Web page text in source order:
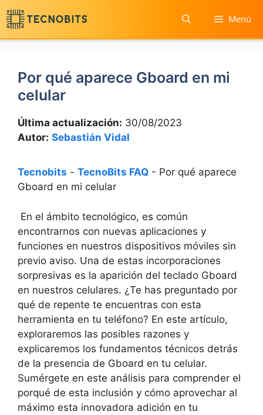
Saltar
al
contenido
Menú
Por qué aparece Gboard en mi
celular
Última actualización: 30/08/2023
Autor: Sebastián Vidal
Tecnobits - TecnoBits FAQ - Por qué aparece
Gboard en mi celular
⁢ En el ámbito tecnológico, es común
encontrarnos con nuevas aplicaciones‌ y
funciones en nuestros dispositivos móviles⁤ sin
⁢previo aviso. Una de estas incorporaciones
sorpresivas es​ la aparición del​ teclado Gboard
‍en nuestros celulares. ¿Te has‍ preguntado por
qué de repente te encuentras⁢ con esta
herramienta ⁤en‍ tu teléfono? En este artículo,‍
exploraremos las posibles razones y
explicaremos los ⁢fundamentos técnicos detrás
de⁣ la ​presencia de Gboard en ⁢tu celular.
Sumérgete ‌en ‍este análisis para comprender el
porqué de esta inclusión y cómo aprovechar‌ al
máximo esta innovadora adición en tu